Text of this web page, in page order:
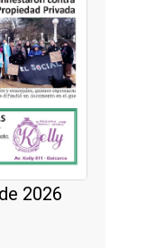
2026